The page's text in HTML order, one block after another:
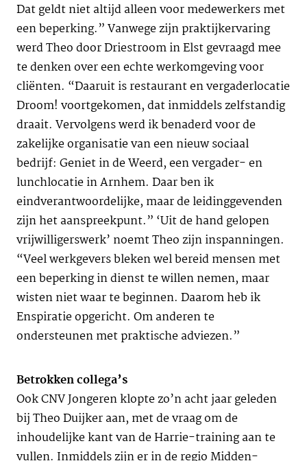
Dat geldt niet altijd alleen voor medewerkers met
een beperking.” Vanwege zijn praktijkervaring
werd Theo door Driestroom in Elst gevraagd mee
te denken over een echte werkomgeving voor
cliënten. “Daaruit is restaurant en vergaderlocatie
Droom! voortgekomen, dat inmiddels zelfstandig
draait. Vervolgens werd ik benaderd voor de
zakelijke organisatie van een nieuw sociaal
bedrijf: Geniet in de Weerd, een vergader- en
lunchlocatie in Arnhem. Daar ben ik
eindverantwoordelijke, maar de leidinggevenden
zijn het aanspreekpunt.” ‘Uit de hand gelopen
vrijwilligerswerk’ noemt Theo zijn inspanningen.
“Veel werkgevers bleken wel bereid mensen met
een beperking in dienst te willen nemen, maar
wisten niet waar te beginnen. Daarom heb ik
Enspiratie opgericht. Om anderen te
ondersteunen met praktische adviezen.”
Betrokken collega’s
Ook CNV Jongeren klopte zo’n acht jaar geleden
bij Theo Duijker aan, met de vraag om de
inhoudelijke kant van de Harrie-training aan te
vullen. Inmiddels zijn er in de regio Midden-